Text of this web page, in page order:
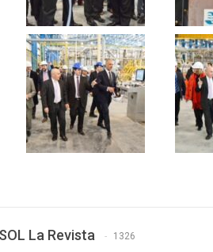
La Revista 1326